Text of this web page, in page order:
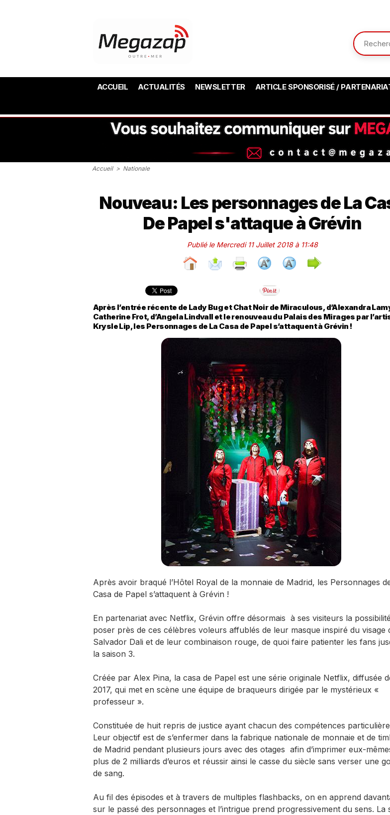
ACCUEIL ACTUALITÉS NEWSLETTER ARTICLE SPONSORISÉ /
Accueil > Nationale
Nouveau: Les personnages de La
De Papel s'attaque à Grévin
Publié le Mercredi 11 Juillet 2018 à 11:48
Après l’entrée récente de Lady Bug et Chat Noir de Miraculous, d’Alexandra
Catherine Frot, d’Angela Lindvall et le renouveau du Palais des Mirages par
Krysle Lip, les Personnages de La Casa de Papel s’attaquent à Grévin !
Après avoir braqué l’Hôtel Royal de la monnaie de Madrid, les Personnages
Casa de Papel s’attaquent à Grévin !
En partenariat avec Netflix, Grévin offre désormais à ses visiteurs la
poser près de ces célèbres voleurs affublés de leur masque inspiré du visage
Salvador Dali et de leur combinaison rouge, de quoi faire patienter les fans
la saison 3.
Créée par Alex Pina, la casa de Papel est une série originale Netflix, diffusée
2017, qui met en scène une équipe de braqueurs dirigée par le mystérieux «
professeur ».
Constituée de huit repris de justice ayant chacun des compétences
Leur objectif est de s’enfermer dans la fabrique nationale de monnaie et de
de Madrid pendant plusieurs jours avec des otages afin d’imprimer eux-
plus de 2 milliards d’euros et réussir ainsi le casse du siècle sans verser une
de sang.
Au fil des épisodes et à travers de multiples flashbacks, on en apprend
sur le passé des personnages et l’intrigue prend progressivement du sens. La